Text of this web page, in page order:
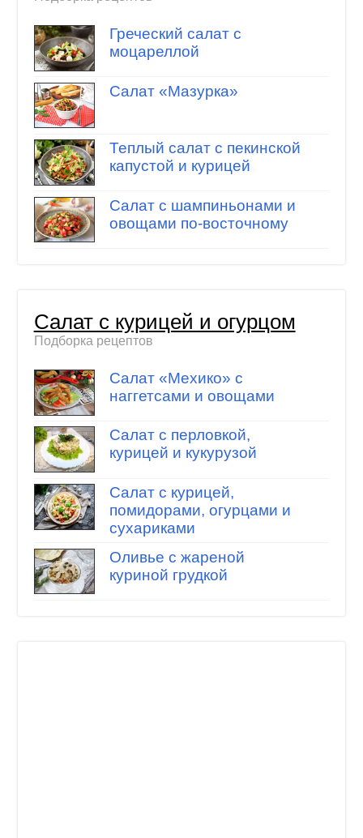
Греческий салат с
моцареллой
Салат «Мазурка»
Теплый салат с пекинской
капустой и курицей
Салат с шампиньонами и
овощами по-восточному
Салат с курицей и огурцом
Подборка рецептов
Салат «Мехико» с
наггетсами и овощами
Салат с перловкой,
курицей и кукурузой
Салат с курицей,
помидорами, огурцами и
сухариками
Оливье с жареной
куриной грудкой